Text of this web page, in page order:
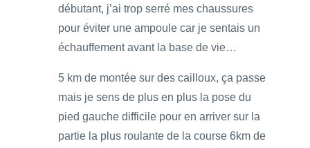
débutant, j’ai trop serré mes chaussures
pour éviter une ampoule car je sentais un
échauffement avant la base de vie…
5 km de montée sur des cailloux, ça passe
mais je sens de plus en plus la pose du
pied gauche difficile pour en arriver sur la
partie la plus roulante de la course 6km de